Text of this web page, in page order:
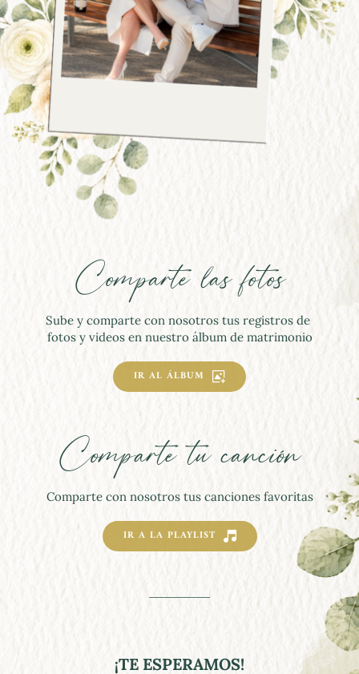
Comparte las fotos
Sube y comparte con nosotros tus registros de
fotos y videos en nuestro álbum de matrimonio
IR AL ÁLBUM
Comparte tu canción
Comparte con nosotros tus canciones favoritas
IR A LA PLAYLIST
¡TE ESPERAMOS!